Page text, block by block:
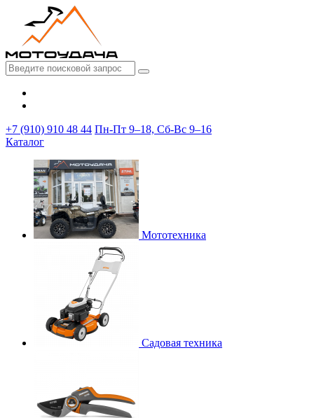
+7 (910) 910 48 44 Пн-Пт 9–18, Сб-Вс 9–16
Каталог
Мототехника
Садовая техника